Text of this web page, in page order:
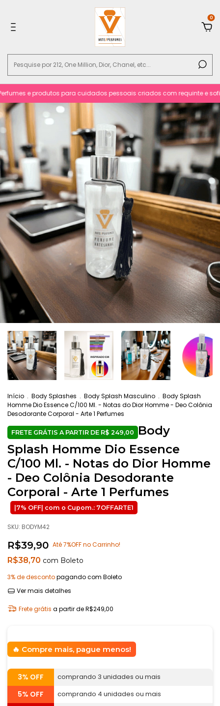
0
e produtos para cuidados pessoais criados com requinte e
Início . Body Splashes . Body Splash Masculino . Body Splash
Homme Dio Essence C/100 Ml. - Notas do Dior Homme - Deo Colônia
Desodorante Corporal - Arte 1 Perfumes
Body
Splash Homme Dio Essence
C/100 Ml. - Notas do Dior Homme
- Deo Colônia Desodorante
Corporal - Arte 1 Perfumes
SKU: BODYM42
R$39,90 Até 7%OFF no Carrinho!
R$38,70 com Boleto
3% de descontopagando com Boleto
Ver mais detalhes
Frete grátis a partir deR$249,00
Compre mais, pague menos!
3% OFF comprando 3 unidades ou mais
5% OFF comprando 4 unidades ou mais